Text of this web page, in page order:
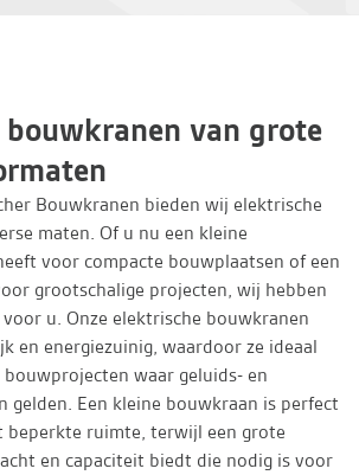
bouwkranen van grote
Bouwkranen bieden wij elektrische
maten. Of u nu een kleine
voor compacte bouwplaatsen of een
grootschalige projecten, wij hebben
u. Onze elektrische bouwkranen
en energiezuinig, waardoor ze ideaal
waar geluids- en
gelden. Een kleine bouwkraan is perfect
beperkte ruimte, terwijl een grote
en capaciteit biedt die nodig is voor